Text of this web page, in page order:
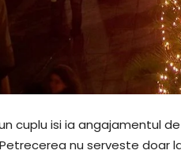
cuplu isi ia angajamentul
nu serveste